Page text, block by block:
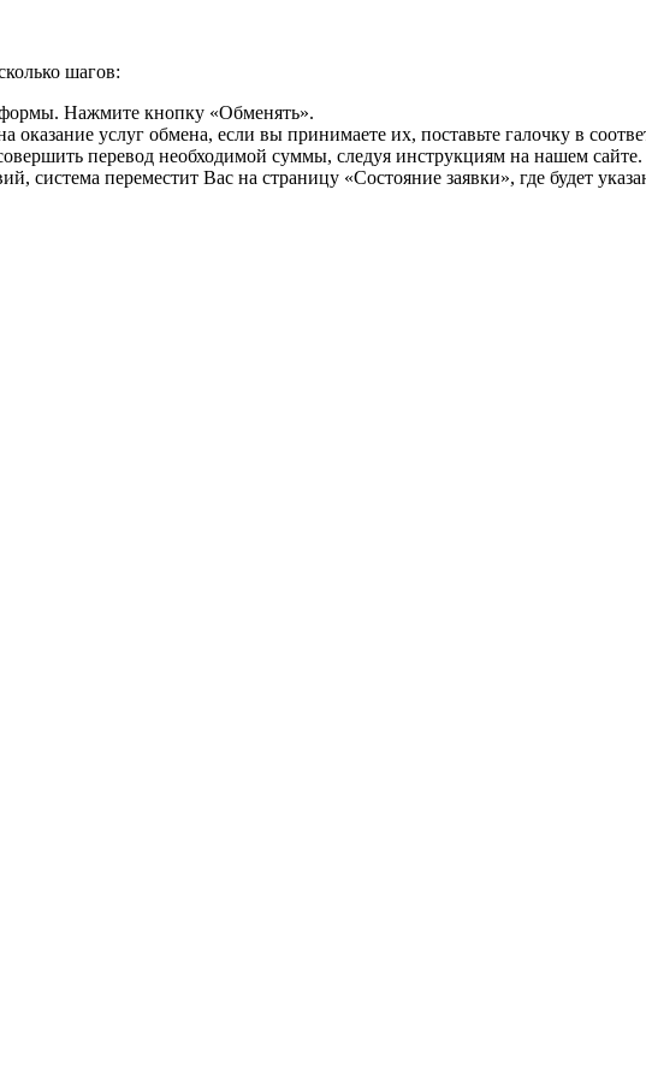
шагов:
Нажмите кнопку «Обменять».
оказание услуг обмена, если вы принимаете их, поставьте галочку в
перевод необходимой суммы, следуя инструкциям на нашем сайте.
система переместит Вас на страницу «Состояние заявки», где будет